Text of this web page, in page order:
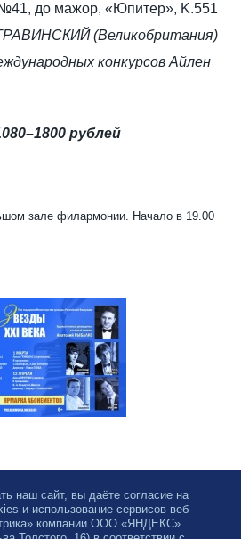
до мажор, «Юпитер», K.551
(Великобритания)
конкурсов Айлен
рублей
зале филармонии. Начало в 19.00
наш сайт, вы даёте согласие на
и использование сервисов веб-
компании ООО «ЯНДЕКС»